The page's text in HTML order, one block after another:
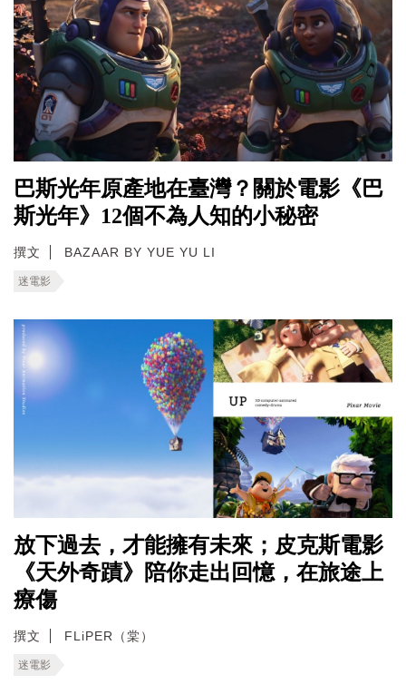
巴斯光年原產地在臺灣？關於電影《巴
斯光年》12個不為人知的小秘密
撰文 BAZAAR BY YUE YU LI
迷電影
放下過去，才能擁有未來；皮克斯電影
《天外奇蹟》陪你走出回憶，在旅途上
療傷
撰文 FLiPER（棠）
迷電影